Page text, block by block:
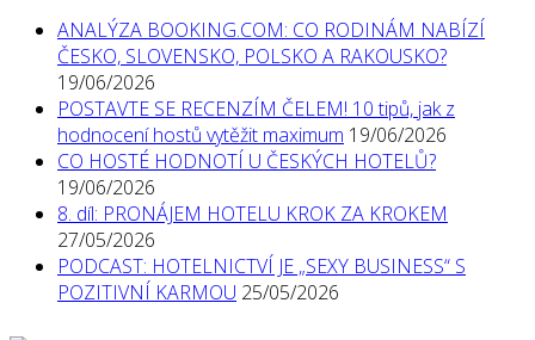
ANALÝZA BOOKING.COM: CO RODINÁM NABÍZÍ
ČESKO, SLOVENSKO, POLSKO A RAKOUSKO?
19/06/2026
POSTAVTE SE RECENZÍM ČELEM! 10 tipů, jak z
hodnocení hostů vytěžit maximum 19/06/2026
CO HOSTÉ HODNOTÍ U ČESKÝCH HOTELŮ?
19/06/2026
8. díl: PRONÁJEM HOTELU KROK ZA KROKEM
27/05/2026
PODCAST: HOTELNICTVÍ JE „SEXY BUSINESS“ S
POZITIVNÍ KARMOU 25/05/2026